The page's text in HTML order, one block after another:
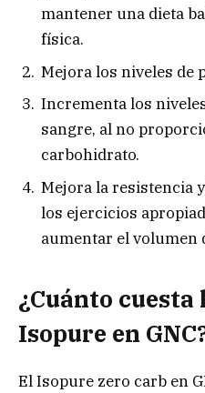
mantener una dieta
física.
Mejora los niveles de
Incrementa los
sangre, al no
carbohidrato.
Mejora la resistencia
los ejercicios
aumentar el volumen
¿Cuánto
Isopure en
El Isopure zero carb en